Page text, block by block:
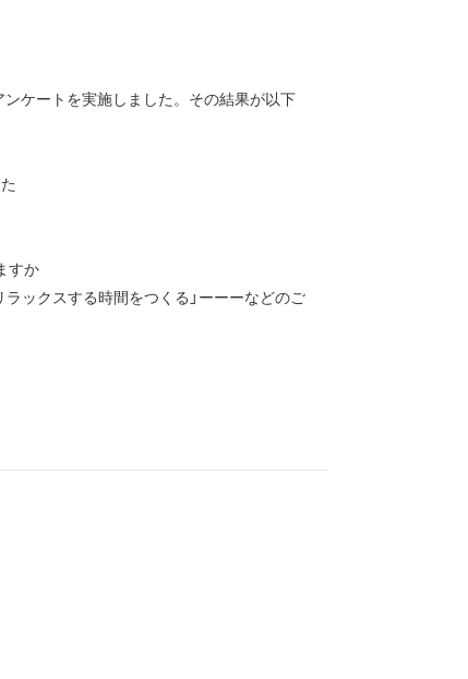
ケートを実施しました。その結果が以下
すか
ラックスする時間をつくる」ーーーなどのご